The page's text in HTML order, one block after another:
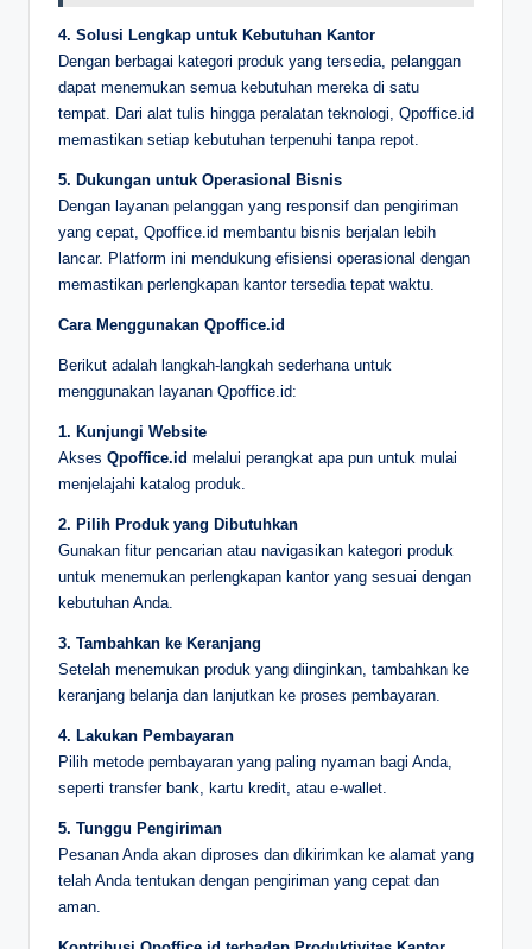
4. Solusi Lengkap untuk Kebutuhan Kantor
Dengan berbagai kategori produk yang tersedia, pelanggan
dapat menemukan semua kebutuhan mereka di satu
tempat. Dari alat tulis hingga peralatan teknologi, Qpoffice.id
memastikan setiap kebutuhan terpenuhi tanpa repot.
5. Dukungan untuk Operasional Bisnis
Dengan layanan pelanggan yang responsif dan pengiriman
yang cepat, Qpoffice.id membantu bisnis berjalan lebih
lancar. Platform ini mendukung efisiensi operasional dengan
memastikan perlengkapan kantor tersedia tepat waktu.
Cara Menggunakan Qpoffice.id
Berikut adalah langkah-langkah sederhana untuk
menggunakan layanan Qpoffice.id:
1. Kunjungi Website
Akses Qpoffice.id melalui perangkat apa pun untuk mulai
menjelajahi katalog produk.
2. Pilih Produk yang Dibutuhkan
Gunakan fitur pencarian atau navigasikan kategori produk
untuk menemukan perlengkapan kantor yang sesuai dengan
kebutuhan Anda.
3. Tambahkan ke Keranjang
Setelah menemukan produk yang diinginkan, tambahkan ke
keranjang belanja dan lanjutkan ke proses pembayaran.
4. Lakukan Pembayaran
Pilih metode pembayaran yang paling nyaman bagi Anda,
seperti transfer bank, kartu kredit, atau e-wallet.
5. Tunggu Pengiriman
Pesanan Anda akan diproses dan dikirimkan ke alamat yang
telah Anda tentukan dengan pengiriman yang cepat dan
aman.